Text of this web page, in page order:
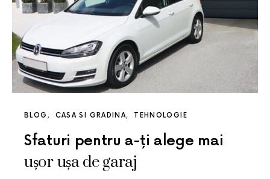
BLOG CASA SI GRADINA TEHNOLOGIE
Sfaturi pentru a-ți alege mai
ușor ușa de garaj